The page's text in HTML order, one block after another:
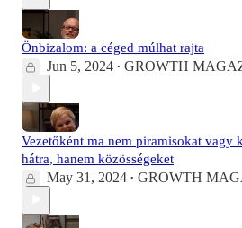
Önbizalom: a céged múlhat rajta
Jun 5, 2024 • GROWTH
Vezetőként ma nem piramisokat vagy
hátra, hanem közösségeket
May 31, 2024 • GROWTH